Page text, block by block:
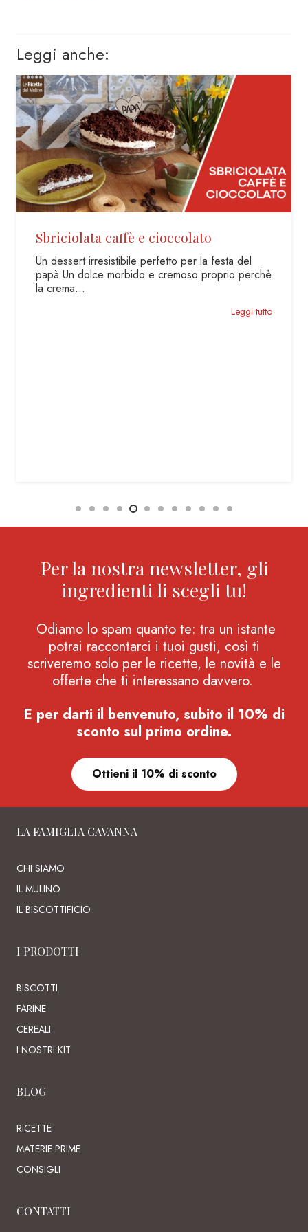
Leggi anche:
Sbriciolata caffè e cioccolato
Un dessert irresistibile perfetto per la festa del
papà Un dolce morbido e cremoso proprio perchè
la crema…
Leggi tutto
Per la nostra newsletter, gli
ingredienti li scegli tu!
Odiamo lo spam quanto te: tra un istante
potrai raccontarci i tuoi gusti, così ti
scriveremo solo per le ricette, le novità e le
offerte che ti interessano davvero.
E per darti il benvenuto, subito il 10% di
sconto sul primo ordine.
Ottieni il 10% di sconto
LA FAMIGLIA CAVANNA
CHI SIAMO
IL MULINO
IL BISCOTTIFICIO
I PRODOTTI
BISCOTTI
FARINE
CEREALI
I NOSTRI KIT
BLOG
RICETTE
MATERIE PRIME
CONSIGLI
CONTATTI